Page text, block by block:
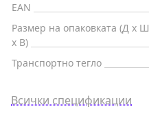
EAN
Размер на опаковката (Д x Ш
x В)
Транспортно тегло
Всички спецификации